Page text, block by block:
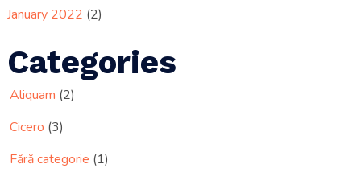
January 2022 (2)
Categories
Aliquam (2)
Cicero (3)
Fără categorie (1)